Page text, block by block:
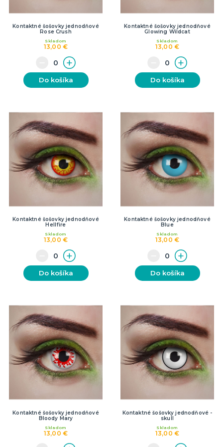
Kontaktné šošovky jednodňové
Rose Crush
13,00 €
Skladom
Do košíka
Kontaktné šošovky jednodňové
Glowing Wildcat
13,00 €
Skladom
Do košíka
Kontaktné šošovky jednodňové
Hellfire
13,00 €
Skladom
Do košíka
Kontaktné šošovky jednodňové
Blue
13,00 €
Skladom
Do košíka
Kontaktné šošovky jednodňové
Bloody Mary
13,00 €
Skladom
Kontaktné šošovky jednodňové -
skull
13,00 €
Skladom